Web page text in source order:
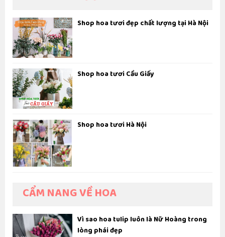
Shop hoa tươi đẹp chất lượng tại Hà Nội
Shop hoa tươi Cầu Giấy
Shop hoa tươi Hà Nội
CẨM NANG VỀ HOA
Vì sao hoa tulip luôn là Nữ Hoàng trong
lòng phái đẹp